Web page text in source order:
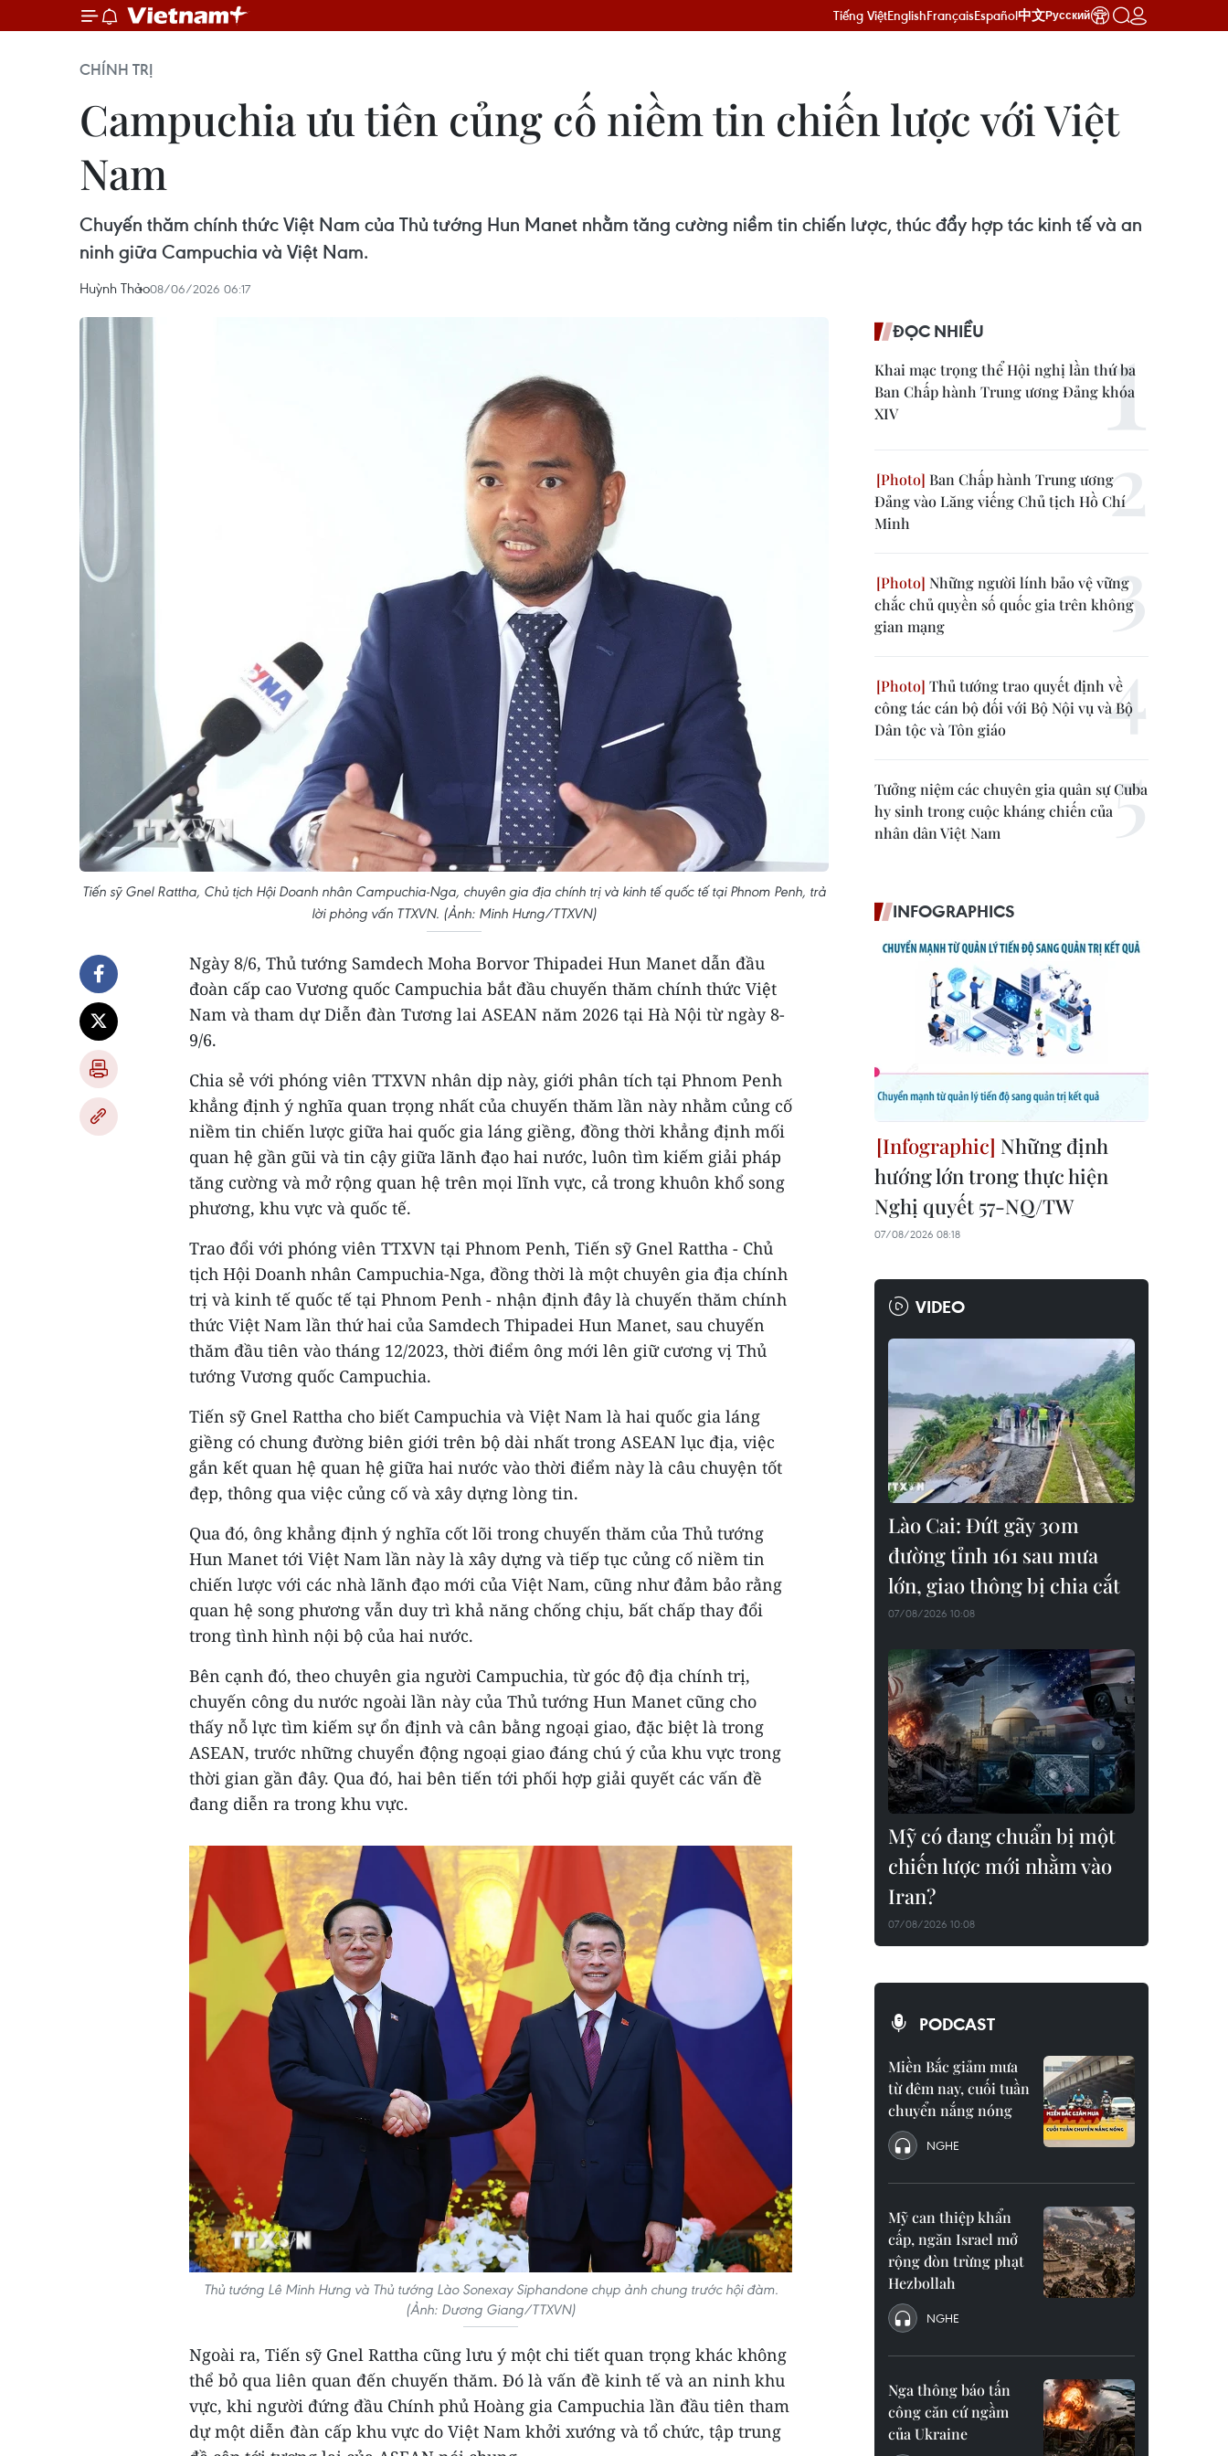
Tiếng ViệtEnglishFrançaisEspañol中文Русский
CHÍNH TRỊ
Campuchia ưu tiên củng cố niềm tin chiến lược với Việt
Nam
Chuyến thăm chính thức Việt Nam của Thủ tướng Hun Manet nhằm tăng cường niềm tin chiến lược, thúc đẩy hợp tác kinh tế và an
ninh giữa Campuchia và Việt Nam.
Huỳnh Thảo08/06/2026 06:17
Tiến sỹ Gnel Rattha, Chủ tịch Hội Doanh nhân Campuchia-Nga, chuyên gia địa chính trị và kinh tế quốc tế tại Phnom Penh, trả
lời phỏng vấn TTXVN. (Ảnh: Minh Hưng/TTXVN)
Ngày 8/6, Thủ tướng Samdech Moha Borvor Thipadei Hun Manet dẫn đầu
đoàn cấp cao Vương quốc Campuchia bắt đầu chuyến thăm chính thức Việt
Nam và tham dự Diễn đàn Tương lai ASEAN năm 2026 tại Hà Nội từ ngày 8-
9/6.
Chia sẻ với phóng viên TTXVN nhân dịp này, giới phân tích tại Phnom Penh
khẳng định ý nghĩa quan trọng nhất của chuyến thăm lần này nhằm củng cố
niềm tin chiến lược giữa hai quốc gia láng giềng, đồng thời khẳng định mối
quan hệ gần gũi và tin cậy giữa lãnh đạo hai nước, luôn tìm kiếm giải pháp
tăng cường và mở rộng quan hệ trên mọi lĩnh vực, cả trong khuôn khổ song
phương, khu vực và quốc tế.
Trao đổi với phóng viên TTXVN tại Phnom Penh, Tiến sỹ Gnel Rattha - Chủ
tịch Hội Doanh nhân Campuchia-Nga, đồng thời là một chuyên gia địa chính
trị và kinh tế quốc tế tại Phnom Penh - nhận định đây là chuyến thăm chính
thức Việt Nam lần thứ hai của Samdech Thipadei Hun Manet, sau chuyến
thăm đầu tiên vào tháng 12/2023, thời điểm ông mới lên giữ cương vị Thủ
tướng Vương quốc Campuchia.
Tiến sỹ Gnel Rattha cho biết Campuchia và Việt Nam là hai quốc gia láng
giềng có chung đường biên giới trên bộ dài nhất trong ASEAN lục địa, việc
gắn kết quan hệ quan hệ giữa hai nước vào thời điểm này là câu chuyện tốt
đẹp, thông qua việc củng cố và xây dựng lòng tin.
Qua đó, ông khẳng định ý nghĩa cốt lõi trong chuyến thăm của Thủ tướng
Hun Manet tới Việt Nam lần này là xây dựng và tiếp tục củng cố niềm tin
chiến lược với các nhà lãnh đạo mới của Việt Nam, cũng như đảm bảo rằng
quan hệ song phương vẫn duy trì khả năng chống chịu, bất chấp thay đổi
trong tình hình nội bộ của hai nước.
Bên cạnh đó, theo chuyên gia người Campuchia, từ góc độ địa chính trị,
chuyến công du nước ngoài lần này của Thủ tướng Hun Manet cũng cho
thấy nỗ lực tìm kiếm sự ổn định và cân bằng ngoại giao, đặc biệt là trong
ASEAN, trước những chuyển động ngoại giao đáng chú ý của khu vực trong
thời gian gần đây. Qua đó, hai bên tiến tới phối hợp giải quyết các vấn đề
đang diễn ra trong khu vực.
Thủ tướng Lê Minh Hưng và Thủ tướng Lào Sonexay Siphandone chụp ảnh chung trước hội đàm.
(Ảnh: Dương Giang/TTXVN)
Ngoài ra, Tiến sỹ Gnel Rattha cũng lưu ý một chi tiết quan trọng khác không
thể bỏ qua liên quan đến chuyến thăm. Đó là vấn đề kinh tế và an ninh khu
vực, khi người đứng đầu Chính phủ Hoàng gia Campuchia lần đầu tiên tham
dự một diễn đàn cấp khu vực do Việt Nam khởi xướng và tổ chức, tập trung
ĐỌC NHIỀU
Khai mạc trọng thể Hội nghị lần thứ ba
Ban Chấp hành Trung ương Đảng khóa
XIV
Ban Chấp hành Trung ương
Đảng vào Lăng viếng Chủ tịch Hồ Chí
Minh
Những người lính bảo vệ vững
chắc chủ quyền số quốc gia trên không
gian mạng
Thủ tướng trao quyết định về
công tác cán bộ đối với Bộ Nội vụ và Bộ
Dân tộc và Tôn giáo
Tưởng niệm các chuyên gia quân sự Cuba
hy sinh trong cuộc kháng chiến của
nhân dân Việt Nam
INFOGRAPHICS
Những định
hướng lớn trong thực hiện
Nghị quyết 57-NQ/TW
07/08/2026 08:18
VIDEO
Lào Cai: Đứt gãy 30m
đường tỉnh 161 sau mưa
lớn, giao thông bị chia cắt
07/08/2026 10:08
Mỹ có đang chuẩn bị một
chiến lược mới nhằm vào
Iran?
07/08/2026 10:08
PODCAST
Miền Bắc giảm mưa
từ đêm nay, cuối tuần
chuyển nắng nóng
NGHE
Mỹ can thiệp khẩn
cấp, ngăn Israel mở
rộng đòn trừng phạt
Hezbollah
NGHE
Nga thông báo tấn
công căn cứ ngầm
của Ukraine